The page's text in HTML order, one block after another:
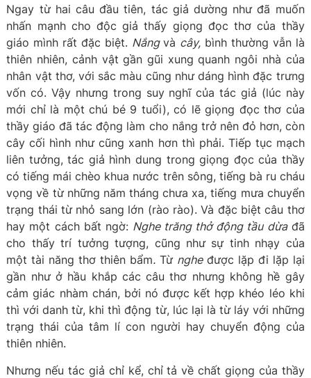
Ngay từ hai câu đầu tiên, tác giả dường như đã muốn
nhấn mạnh cho độc giả thấy giọng đọc thơ của thầy
giáo mình rất đặc biệt. Nắng và cây,bình thường vẫn là
thiên nhiên, cảnh vật gần gũi xung quanh ngôi nhà của
nhân vật thơ, với sắc màu cũng như dáng hình đặc trưng
vốn có. Vậy nhưng trong suy nghĩ của tác giả (lúc này
mới chỉ là một chú bé 9 tuổi), có lẽ giọng đọc thơ của
thầy giáo đã tác động làm cho nắng trở nên đỏ hơn, còn
cây cối hình như cũng xanh hơn thì phải. Tiếp tục mạch
liên tưởng, tác giả hình dung trong giọng đọc của thầy
có tiếng mái chèo khua nước trên sông, tiếng bà ru cháu
vọng về từ những năm tháng chưa xa, tiếng mưa chuyển
trạng thái từ nhỏ sang lớn (rào rào). Và đặc biệt câu thơ
hay một cách bất ngờ: Nghe trăng thở động tầu dừađã
cho thấy trí tưởng tượng, cũng như sự tinh nhạy của
một tài năng thơ thiên bẩm. Từ ngheđược lặp đi lặp lại
gần như ở hầu khắp các câu thơ nhưng không hề gây
cảm giác nhàm chán, bởi nó được kết hợp khéo léo khi
thì với danh từ, khi thì động từ, lúc lại là từ láy với những
trạng thái của tâm lí con người hay chuyển động của
thiên nhiên.
Nhưng nếu tác giả chỉ kể, chỉ tả về chất giọng của thầy